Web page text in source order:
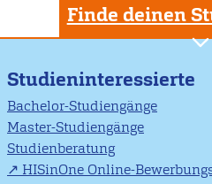
Finde deinen
Studieninteressierte
Bachelor-Studiengänge
Master-Studiengänge
Studienberatung
HISinOne Online-